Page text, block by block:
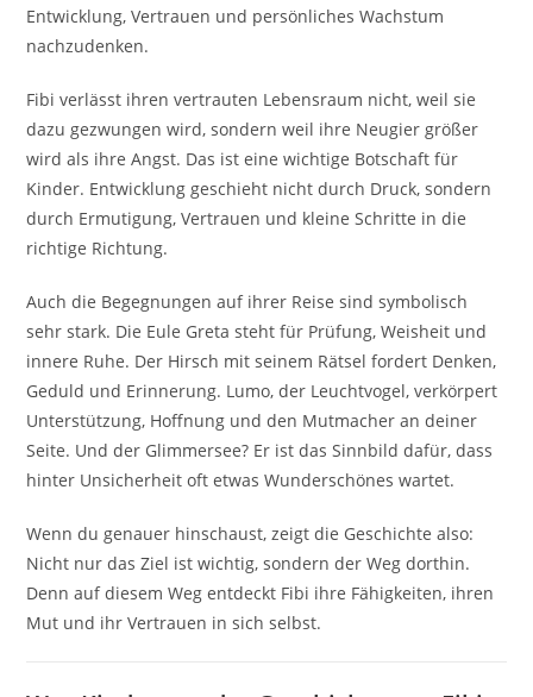
Entwicklung, Vertrauen und persönliches Wachstum
nachzudenken.
Fibi verlässt ihren vertrauten Lebensraum nicht, weil sie
dazu gezwungen wird, sondern weil ihre Neugier größer
wird als ihre Angst. Das ist eine wichtige Botschaft für
Kinder. Entwicklung geschieht nicht durch Druck, sondern
durch Ermutigung, Vertrauen und kleine Schritte in die
richtige Richtung.
Auch die Begegnungen auf ihrer Reise sind symbolisch
sehr stark. Die Eule Greta steht für Prüfung, Weisheit und
innere Ruhe. Der Hirsch mit seinem Rätsel fordert Denken,
Geduld und Erinnerung. Lumo, der Leuchtvogel, verkörpert
Unterstützung, Hoffnung und den Mutmacher an deiner
Seite. Und der Glimmersee? Er ist das Sinnbild dafür, dass
hinter Unsicherheit oft etwas Wunderschönes wartet.
Wenn du genauer hinschaust, zeigt die Geschichte also:
Nicht nur das Ziel ist wichtig, sondern der Weg dorthin.
Denn auf diesem Weg entdeckt Fibi ihre Fähigkeiten, ihren
Mut und ihr Vertrauen in sich selbst.